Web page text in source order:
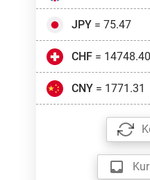
JPY= 75.47
CHF= 14748.40
CNY= 1771.31